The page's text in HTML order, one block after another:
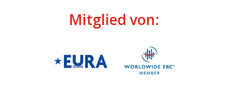
Mitglied von: